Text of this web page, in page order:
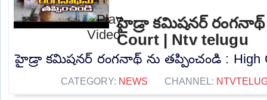
హైడ్రా కమిషనర్ రంగనాథ్
Court | Ntv telugu
హైడ్రా కమిషనర్ రంగనాథ్ ను తప్పించండి : High
CATEGORY: NEWS CHANNEL: